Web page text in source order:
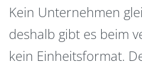
Kein Unternehmen
deshalb gibt es beim
kein Einheitsformat.